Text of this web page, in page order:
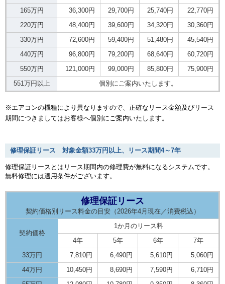
165万円
36,300円 29,700円 25,740円
22,770円
220万円
48,400円 39,600円 34,320円
30,360円
330万円
72,600円 59,400円 51,480円
45,540円
440万円
96,800円 79,200円 68,640円
60,720円
550万円
121,000円 99,000円 85,800円
75,900円
551万円以上
個別にご案内いたします。
※エアコンの機種により異なりますので、正確なリース金額及びリース
期間につきましてはお客様へ個別にご案内いたします。
修理保証リース 対象金額33万円以上、リース期間4～7年
修理保証リースとはリース期間内の修理費が無料になるシステムです。
無料修理には適用条件がございます。
修理保証リース
契約価格別リース料金の目安（2026年4月現在／消費税込）
契約価格
1か月のリース料
4年
5年 6年
7年
33万円
7,810円 6,490円 5,610円
5,060円
44万円
10,450円 8,690円 7,590円
6,710円